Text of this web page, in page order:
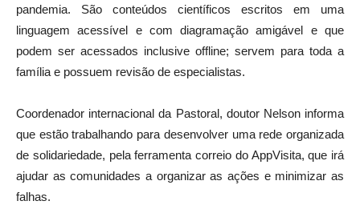
pandemia. São conteúdos científicos escritos em uma
linguagem acessível e com diagramação amigável e que
podem ser acessados inclusive offline; servem para toda a
família e possuem revisão de especialistas.
Coordenador internacional da Pastoral, doutor Nelson informa
que estão trabalhando para desenvolver uma rede organizada
de solidariedade, pela ferramenta correio do AppVisita, que irá
ajudar as comunidades a organizar as ações e minimizar as
falhas.